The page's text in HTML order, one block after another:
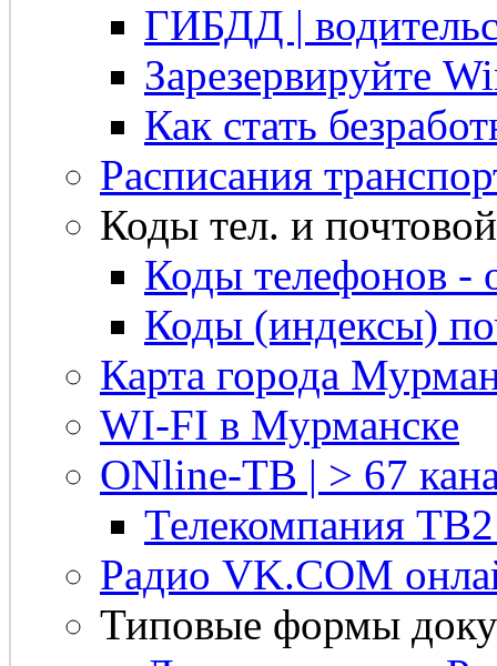
ГИБДД |
Зарезервируйте
Как стать
Расписания
Коды тел. и
Коды телефонов -
Коды (индексы)
Карта города
WI-FI в Мурманске
ONline-ТВ | > 67
Телекомпания
Радио VK.COM
Типовые формы